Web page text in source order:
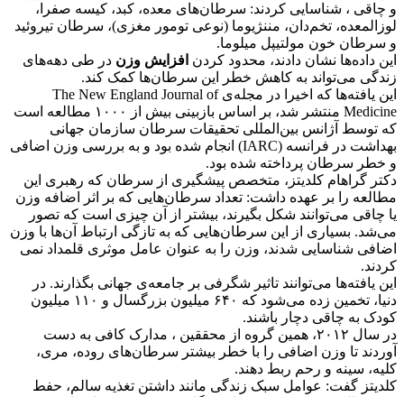
و چاقی ، شناسایی کردند: سرطان‌های معده، کبد، کیسه صفرا،
لوزالمعده، تخم‌دان، مننژیوما (نوعی تومور مغزی)، سرطان تیروئید
و سرطان خون مولتیپل میلوما.
این داده‌ها نشان دادند، محدود کردن افزایش وزن در طی دهه‌های
زندگی می‌تواند به کاهش خطر این سرطان‌ها کمک کند.
این یافته‌ها که اخیرا در مجله‌ی The New England Journal of
Medicine منتشر شد، بر اساس بازبینی بیش از ۱۰۰۰ مطالعه است
که توسط آژانس بین‌المللی تحقیقات سرطان سازمان جهانی
بهداشت در فرانسه (IARC) انجام شده بود و به بررسی وزن اضافی
و خطر سرطان پرداخته شده بود.
دکتر گراهام کلدیتز، متخصص پیشگیری از سرطان که رهبری این
مطالعه را بر عهده داشت: تعداد سرطان‌هایی که بر اثر اضافه وزن
یا چاقی می‌توانند شکل بگیرند، بیشتر از آن چیزی است که تصور
می‌شد. بسیاری از این سرطان‌هایی که به تازگی ارتباط آن‌ها با وزن
اضافی شناسایی شدند، وزن را به عنوان عامل موثری قلمداد نمی
کردند.
این یافته‌ها می‌توانند تاثیر شگرفی بر جامعه‌ی جهانی بگذارند. در
دنیا، تخمین زده می‌شود که ۶۴۰ میلیون بزرگسال و ۱۱۰ میلیون
کودک به چاقی دچار باشند.
در سال ۲۰۱۲، همین گروه از محققین ، مدارک کافی به دست
آوردند تا وزن اضافی را با خطر بیشتر سرطان‌های روده، مری،
کلیه، سینه و رحم ربط دهند.
کلدیتز گفت: عوامل سبک زندگی مانند داشتن تغذیه‌ سالم، حفط